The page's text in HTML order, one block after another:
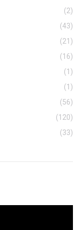
(2)
(43)
(21)
(16)
(1)
(1)
(56)
(120)
(33)